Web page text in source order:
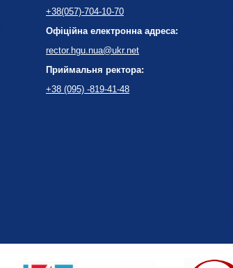
+38(057)-704-10-70
Офіційна електронна адреса:
rector.hgu.nua@ukr.net
Приймальня ректора:
+38 (095) -819-41-48